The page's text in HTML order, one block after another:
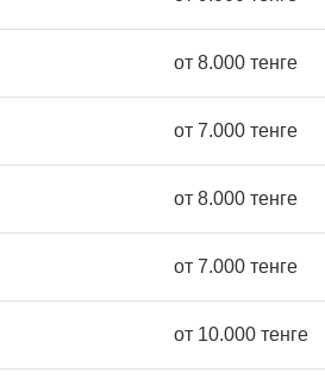
от 8.000 тенге
от 7.000 тенге
от 8.000 тенге
от 7.000 тенге
от 10.000 тенге